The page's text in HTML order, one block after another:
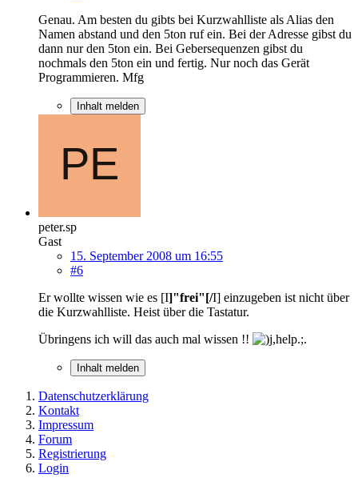
Genau. Am besten du gibts bei Kurzwahlliste als Alias den
Namen abstand und den 5ton ruf ein. Bei der Adresse gibst du
dann nur den 5ton ein. Bei Gebersequenzen gibst du
nochmals den 5ton ein und fertig. Nur noch das Gerät
Programmieren. Mfg
Inhalt melden
peter.sp
Gast
15. September 2008 um 16:55
#6
Er wollte wissen wie es [I]"frei"[/I] einzugeben ist nicht über
die Kurzwahlliste. Heist über die Tastatur.
Übringens ich will das auch mal wissen !!
Inhalt melden
Datenschutzerklärung
Kontakt
Impressum
Forum
Registrierung
Login